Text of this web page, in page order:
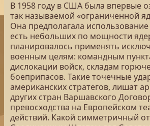
В 1958 году в США была впервые
так называемой «ограниченной
Она предполагала использование
есть небольших по мощности
планировалось применять
военным целям: командным
дислокации войск, складам
боеприпасов. Такие точечные
американских стратегов, лишат
других стран Варшавского
превосходства на Европейском
действий. Какой симметричный